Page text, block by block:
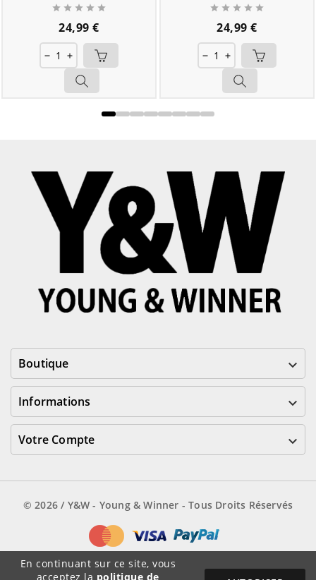
En continuant sur ce site, vous
acceptez la politique de
    
24,99 €Prix
remove add
    
24,99 €Prix
remove add
T-SHIRT Y&W POKESHIRT -
Boutique 
Informations 
Votre Compte 
© 2026 / Y&W - Young & Winner - Tous Droits Réservés